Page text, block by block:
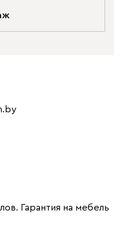
Гарантия на мебель